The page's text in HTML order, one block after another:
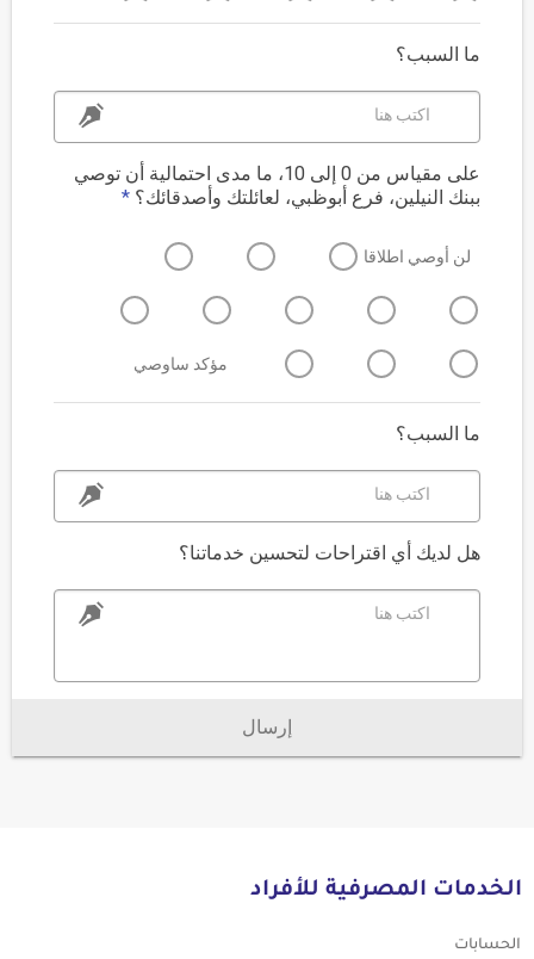
ما السبب؟
اكتب هنا
على مقياس من 0 إلى 10، ما مدى احتمالية أن توصي
ببنك النيلين، فرع أبوظبي، لعائلتك وأصدقائك؟ *
لن أوصي اطلاقا
مؤكد ساوصي
ما السبب؟
اكتب هنا
هل لديك أي اقتراحات لتحسين خدماتنا؟
اكتب هنا
إرسال
الخدمات المصرفية للأفراد
الحسابات